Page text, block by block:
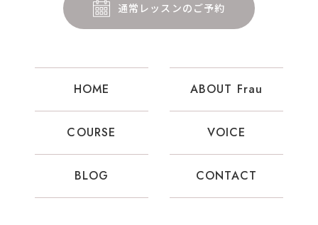
通常レッスンのご予約
HOME ABOUT Frau
COURSE VOICE
BLOG CONTACT